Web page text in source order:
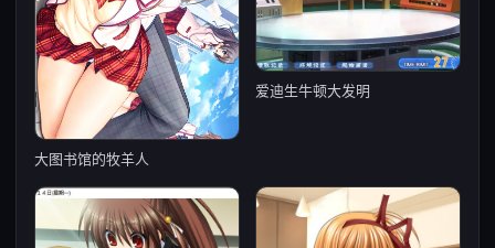
大图书馆的牧羊人
爱迪生牛顿大发明